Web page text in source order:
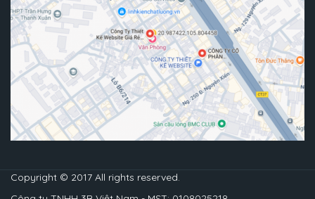
Copyright © 2017 All rights reserved.